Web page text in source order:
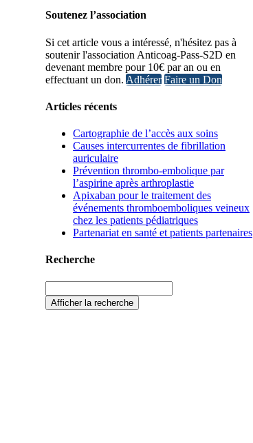
Soutenez l’association
Si cet article vous a intéressé, n'hésitez pas à
soutenir l'association Anticoag-Pass-S2D en
devenant membre pour 10€ par an ou en
effectuant un don. Adhérer Faire un Don
Articles récents
Cartographie de l’accès aux soins
Causes intercurrentes de fibrillation
auriculaire
Prévention thrombo-embolique par
l’aspirine après arthroplastie
Apixaban pour le traitement des
événements thromboemboliques veineux
chez les patients pédiatriques
Partenariat en santé et patients partenaires
Recherche
Afficher la recherche